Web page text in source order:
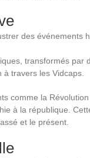
des événements
transformés par
travers les Vidcaps.
comme la
à la république.
et le présent.